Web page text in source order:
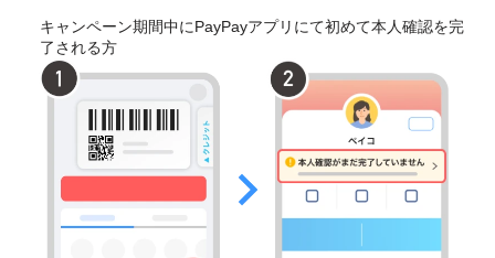
キャンペーン期間中にPayPayアプリにて初めて本人確認を完
了される方